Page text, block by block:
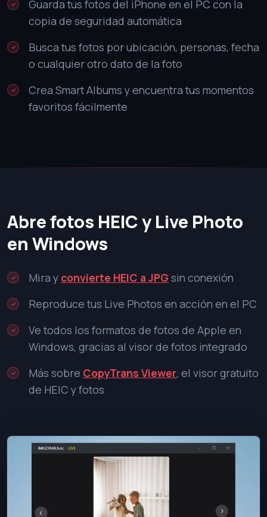
Guarda tus fotos del iPhone en el PC con la
copia de seguridad automática
Busca tus fotos por ubicación, personas, fecha
o cualquier otro dato de la foto
Crea Smart Albums y encuentra tus momentos
favoritos fácilmente
Abre fotos HEIC y Live Photo
en Windows
Mira y convierte HEIC a JPG sin conexión
Reproduce tus Live Photos en acción en el PC
Ve todos los formatos de fotos de Apple en
Windows, gracias al visor de fotos integrado
Más sobre CopyTrans Viewer, el visor gratuito
de HEIC y fotos